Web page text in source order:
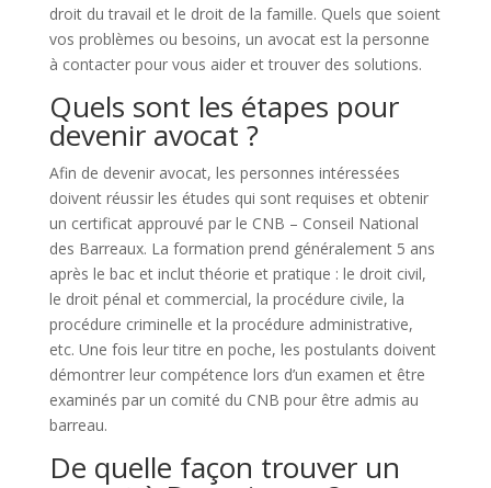
droit du travail et le droit de la famille. Quels que soient
vos problèmes ou besoins, un avocat est la personne
à contacter pour vous aider et trouver des solutions.
Quels sont les étapes pour
devenir avocat ?
Afin de devenir avocat, les personnes intéressées
doivent réussir les études qui sont requises et obtenir
un certificat approuvé par le CNB – Conseil National
des Barreaux. La formation prend généralement 5 ans
après le bac et inclut théorie et pratique : le droit civil,
le droit pénal et commercial, la procédure civile, la
procédure criminelle et la procédure administrative,
etc. Une fois leur titre en poche, les postulants doivent
démontrer leur compétence lors d’un examen et être
examinés par un comité du CNB pour être admis au
barreau.
De quelle façon trouver un